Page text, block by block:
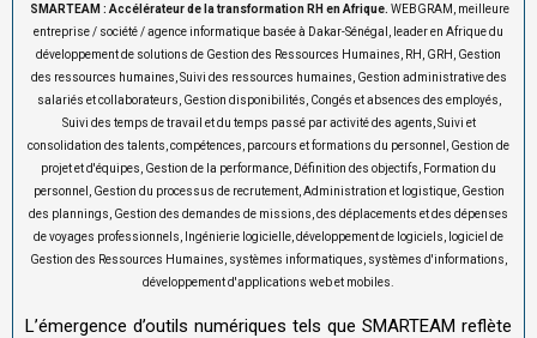
SMARTEAM : Accélérateur de la transformation RH en Afrique. WEBGRAM, meilleure
entreprise / société / agence informatique basée à Dakar-Sénégal, leader en Afrique du
développement de solutions de Gestion des Ressources Humaines, RH, GRH, Gestion
des ressources humaines, Suivi des ressources humaines, Gestion administrative des
salariés et collaborateurs, Gestion disponibilités, Congés et absences des employés,
Suivi des temps de travail et du temps passé par activité des agents, Suivi et
consolidation des talents, compétences, parcours et formations du personnel, Gestion de
projet et d'équipes, Gestion de la performance, Définition des objectifs, Formation du
personnel, Gestion du processus de recrutement, Administration et logistique, Gestion
des plannings, Gestion des demandes de missions, des déplacements et des dépenses
de voyages professionnels, Ingénierie logicielle, développement de logiciels, logiciel de
Gestion des Ressources Humaines, systèmes informatiques, systèmes d'informations,
développement d'applications web et mobiles.
L’émergence d’outils numériques tels que SMARTEAM reflète